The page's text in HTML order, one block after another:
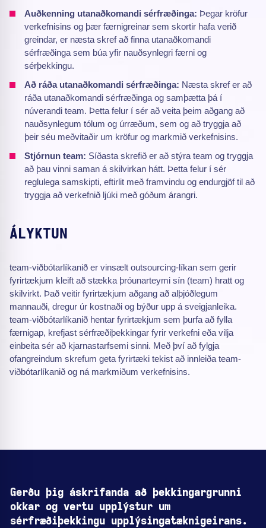
Auðkenning utanaðkomandi sérfræðinga: Þegar kröfur
verkefnisins og þær færnigreinar sem skortir hafa verið
greindar, er næsta skref að finna utanaðkomandi
sérfræðinga sem búa yfir nauðsynlegri færni og
sérþekkingu.
Að ráða utanaðkomandi sérfræðinga: Næsta skref er að
ráða utanaðkomandi sérfræðinga og samþætta þá í
núverandi team. Þetta felur í sér að veita þeim aðgang að
nauðsynlegum tólum og úrræðum, sem og að tryggja að
þeir séu meðvitaðir um kröfur og markmið verkefnisins.
Stjórnun team: Síðasta skrefið er að stýra team og tryggja
að þau vinni saman á skilvirkan hátt. Þetta felur í sér
reglulega samskipti, eftirlit með framvindu og endurgjöf til að
tryggja að verkefnið ljúki með góðum árangri.
ÁLYKTUN
team-viðbótarlíkanið er vinsælt outsourcing-líkan sem gerir
fyrirtækjum kleift að stækka þróunarteymi sín (team) hratt og
skilvirkt. Það veitir fyrirtækjum aðgang að alþjóðlegum
mannauði, dregur úr kostnaði og býður upp á sveigjanleika.
team-viðbótarlíkanið hentar fyrirtækjum sem þurfa að fylla
færnigap, krefjast sérfræðiþekkingar fyrir verkefni eða vilja
einbeita sér að kjarnastarfsemi sinni. Með því að fylgja
ofangreindum skrefum geta fyrirtæki tekist að innleiða team-
viðbótarlíkanið og ná markmiðum verkefnisins.
Gerðu þig áskrifanda að þekkingargrunni
okkar og vertu upplýstur um
sérfræðiþekkingu upplýsingatæknigeirans.